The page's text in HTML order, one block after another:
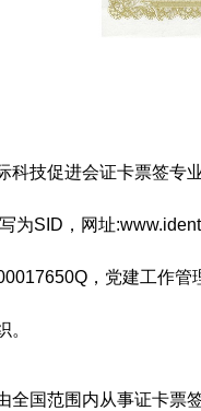
科技促进会证卡票签专
为SID，网址
，党建工作管
。
全国范围内从事证卡票